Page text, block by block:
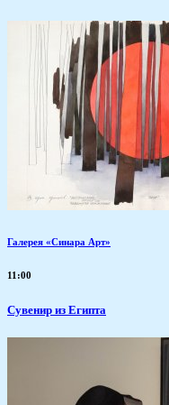
Галерея «Синара Арт»
11:00
Сувенир из Египта